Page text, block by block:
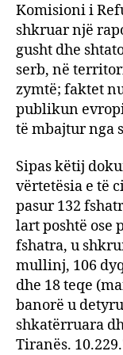
Komisioni i
shkruar një
gusht dhe
serb, në
zymtë; faktet
publikun
të mbajtur nga
Sipas këtij
vërtetësia e të
pasur 132
lart poshtë ose
fshatra, u
mullinj, 106
dhe 18 teqe
banorë u
shkatërruara
Tiranës.